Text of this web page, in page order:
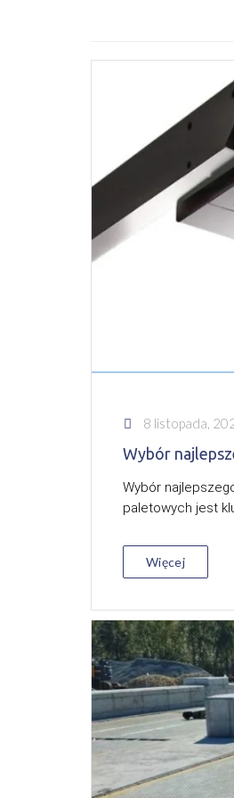
8 listopada,
Wybór
Wybór
paletowych jest
Więcej